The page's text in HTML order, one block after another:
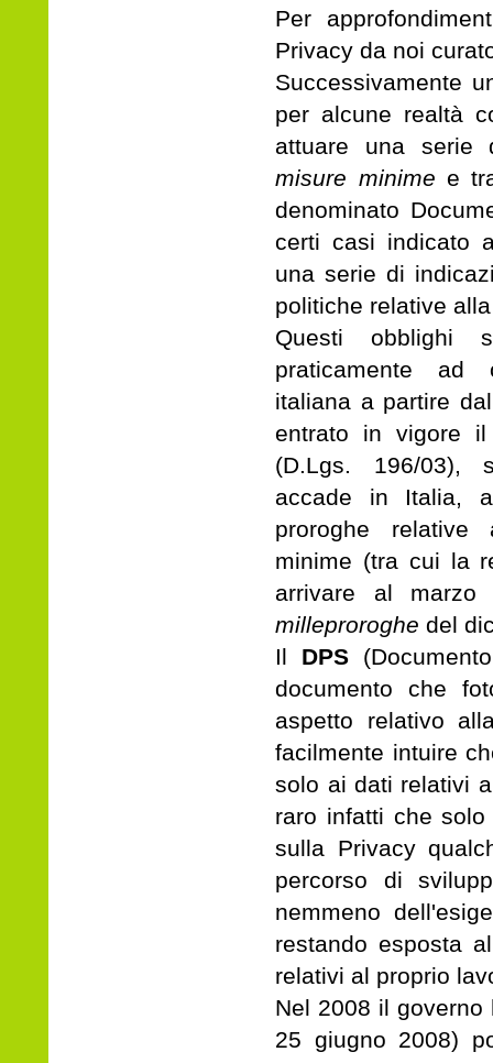
Per
Privacy da noi
Successivamente
per alcune realtà
attuare una serie
misure minime e
denominato
certi casi indicato
una serie di
politiche relative
Questi obblighi
praticamente ad
italiana a partire
entrato in vigore
(D.Lgs. 196/03),
accade in Italia,
proroghe relative
minime (tra cui la
arrivare al marzo
milleproroghe del
Il DPS
documento che
aspetto relativo
facilmente intuire
solo ai dati relativi
raro infatti che
sulla Privacy
percorso di
nemmeno
restando esposta
relativi al proprio
Nel 2008 il governo
25 giugno 2008)